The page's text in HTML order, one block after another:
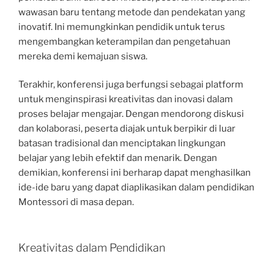
wawasan baru tentang metode dan pendekatan yang
inovatif. Ini memungkinkan pendidik untuk terus
mengembangkan keterampilan dan pengetahuan
mereka demi kemajuan siswa.
Terakhir, konferensi juga berfungsi sebagai platform
untuk menginspirasi kreativitas dan inovasi dalam
proses belajar mengajar. Dengan mendorong diskusi
dan kolaborasi, peserta diajak untuk berpikir di luar
batasan tradisional dan menciptakan lingkungan
belajar yang lebih efektif dan menarik. Dengan
demikian, konferensi ini berharap dapat menghasilkan
ide-ide baru yang dapat diaplikasikan dalam pendidikan
Montessori di masa depan.
Kreativitas dalam Pendidikan